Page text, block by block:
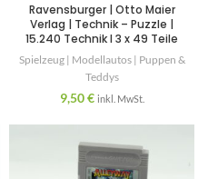
Ravensburger | Otto Maier
Verlag | Technik – Puzzle |
15.240 Technik I 3 x 49 Teile
Spielzeug | Modellautos | Puppen &
Teddys
9,50€ inkl. MwSt.